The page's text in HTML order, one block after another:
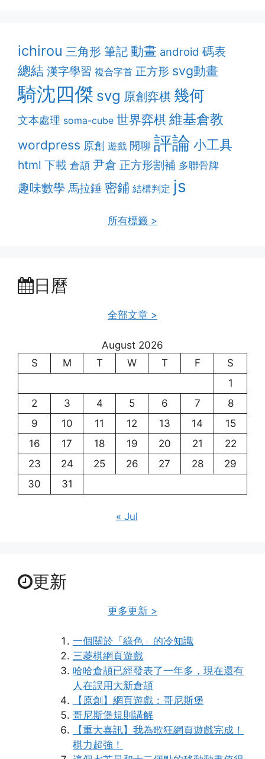
ichirou 三角形 筆記 動畫 android 碼表
總結 漢字學習 複合字首 正方形 svg動畫
騎沈四傑 svg 原創弈棋 幾何
文本處理 soma-cube 世界弈棋 維基倉教
wordpress 原創 遊戲 閒聊 評論 小工具
html 下載 倉頡 尹倉 正方形割補 多聯骨牌
趣味數學 馬拉錘 密鋪 結構判定 js
所有標籤 >
日曆
全部文章 >
August 2026
S
M T W T F
S
1
2
3 4 5 6 7
8
9
10 11 12 13 14
15
16
17 18 19 20 21
22
23
24 25 26 27 28
29
30
31
« Jul
更新
更多更新 >
一個關於「綠色」的冷知識
三菱棋網頁遊戲
哈哈倉頡已經發表了一年多，現在還有
人在誤用大新倉頡
【原創】網頁遊戲：哥尼斯堡
哥尼斯堡規則講解
【重大喜訊】我為歌狂網頁遊戲完成！
棋力超強！